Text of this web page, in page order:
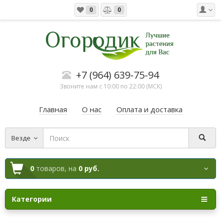
0 0
+7 (964) 639-75-94
Звоните нам с 10:00 по 22:00 (МСК)
Главная О нас Оплата и доставка
Везде
0 товаров, на 0 руб.
Категории